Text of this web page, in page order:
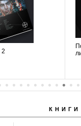
2
КНИГИ